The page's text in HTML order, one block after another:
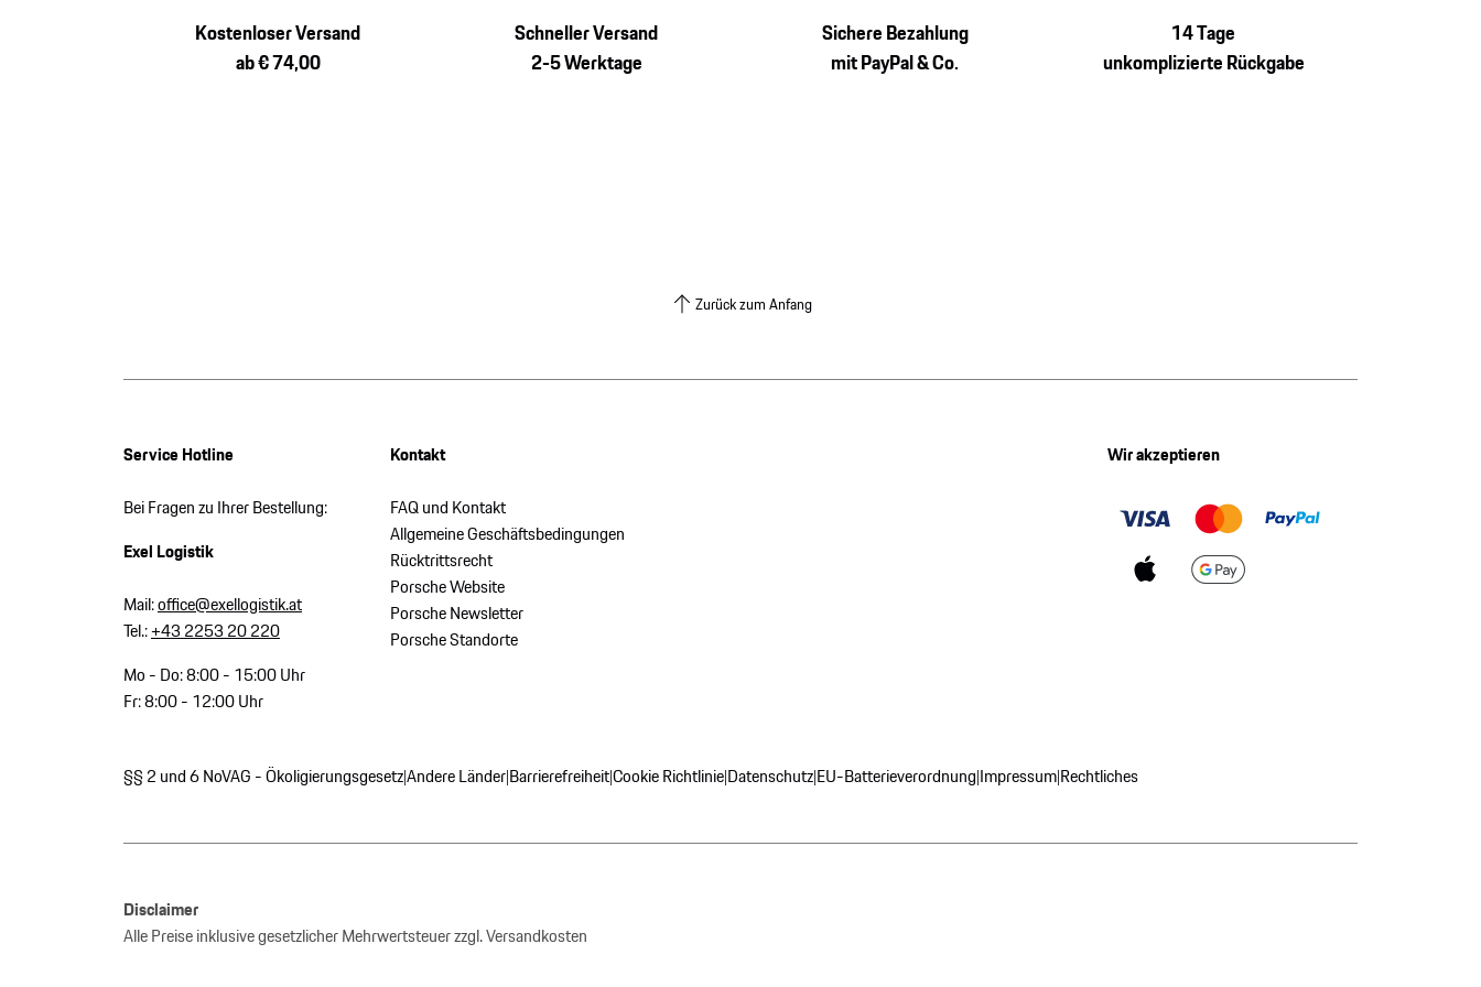
Kostenloser Versand
ab € 74,00
Schneller Versand
2-5 Werktage
Sichere Bezahlung
mit PayPal & Co.
14 Tage
unkomplizierte Rückgabe
Zurück zum Anfang
Service Hotline
Bei Fragen zu Ihrer Bestellung:
Exel Logistik
Mail:office@exellogistik.at
Tel.:+43 2253 20 220
Mo - Do: 8:00 - 15:00 Uhr
Fr: 8:00 - 12:00 Uhr
Kontakt
FAQ und Kontakt
Allgemeine Geschäftsbedingungen
Rücktrittsrecht
Porsche Website
Porsche Newsletter
Porsche Standorte
Wir akzeptieren
§§ 2 und 6 NoVAG - Ökoligierungsgesetz|Andere Länder|Barrierefreiheit|Cookie Richtlinie|Datenschutz|EU-Batterieverordnung|Impressum|Rechtliches
Disclaimer
Alle Preise inklusive gesetzlicher Mehrwertsteuer zzgl. Versandkosten